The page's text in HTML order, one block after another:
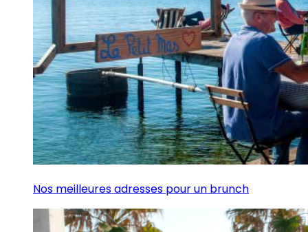
Nos meilleures adresses pour un brunch